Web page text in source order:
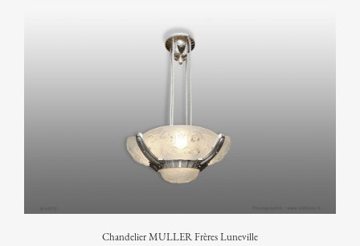
Chandelier MULLER Frères Luneville